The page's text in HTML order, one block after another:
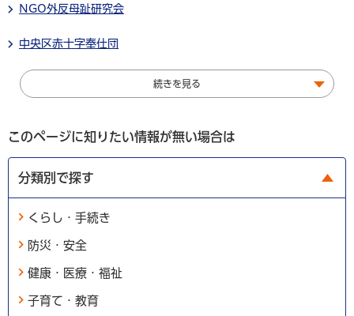
NGO外反母趾研究会
中央区赤十字奉仕団
続きを見る
このページに知りたい情報が無い場合は
分類別で探す
くらし・手続き
防災・安全
健康・医療・福祉
子育て・教育